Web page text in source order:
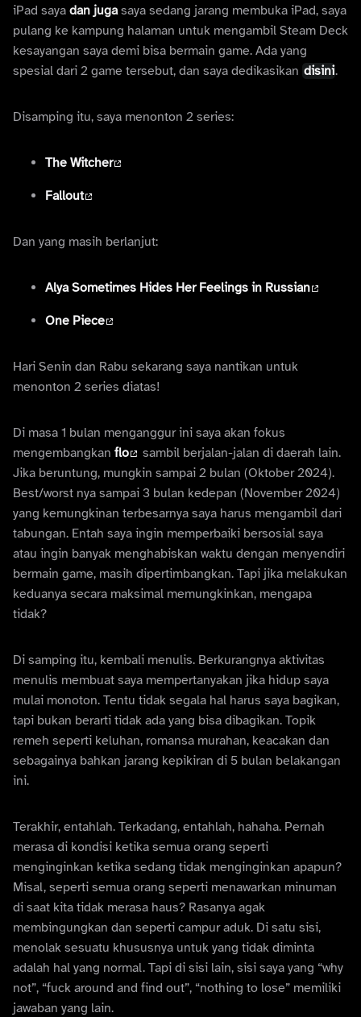
iPad saya dan jugasaya sedang jarang membuka iPad, saya
pulang ke kampung halaman untuk mengambil Steam Deck
kesayangan saya demi bisa bermain game. Ada yang
spesial dari 2 game tersebut, dan saya dedikasikan disini.
Disamping itu, saya menonton 2 series:
The Witcher
Fallout
Dan yang masih berlanjut:
Alya Sometimes Hides Her Feelings in Russian
One Piece
Hari Senin dan Rabu sekarang saya nantikan untuk
menonton 2 series diatas!
Di masa 1 bulan menganggur ini saya akan fokus
mengembangkan flo
sambil berjalan-jalan di daerah lain.
Jika beruntung, mungkin sampai 2 bulan (Oktober 2024).
Best/worst nya sampai 3 bulan kedepan (November 2024)
yang kemungkinan terbesarnya saya harus mengambil dari
tabungan. Entah saya ingin memperbaiki bersosial saya
atau ingin banyak menghabiskan waktu dengan menyendiri
bermain game, masih dipertimbangkan. Tapi jika melakukan
keduanya secara maksimal memungkinkan, mengapa
tidak?
Di samping itu, kembali menulis. Berkurangnya aktivitas
menulis membuat saya mempertanyakan jika hidup saya
mulai monoton. Tentu tidak segala hal harus saya bagikan,
tapi bukan berarti tidak ada yang bisa dibagikan. Topik
remeh seperti keluhan, romansa murahan, keacakan dan
sebagainya bahkan jarang kepikiran di 5 bulan belakangan
ini.
Terakhir, entahlah. Terkadang, entahlah, hahaha. Pernah
merasa di kondisi ketika semua orang seperti
menginginkan ketika sedang tidak menginginkan apapun?
Misal, seperti semua orang seperti menawarkan minuman
di saat kita tidak merasa haus? Rasanya agak
membingungkan dan seperti campur aduk. Di satu sisi,
menolak sesuatu khususnya untuk yang tidak diminta
adalah hal yang normal. Tapi di sisi lain, sisi saya yang “why
not”, “fuck around and find out”, “nothing to lose” memiliki
jawaban yang lain.